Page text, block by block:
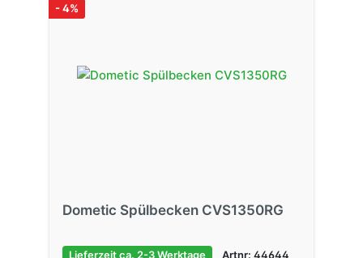
- 4%
Dometic Spülbecken CVS1350RG
Lieferzeit ca. 2-3 Werktage Artnr: 44644